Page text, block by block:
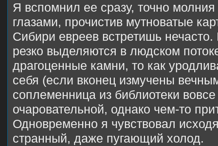
Я вспомнил ее сразу, точно
глазами, прочистив мутноватые
Сибири евреев встретишь
резко выделяются в людском
драгоценные камни, то как
себя (если вконец измучены
соплеменница из библиотеки
очаровательной, однако чем-то
Одновременно я чувствовал
странный, даже пугающий холод.